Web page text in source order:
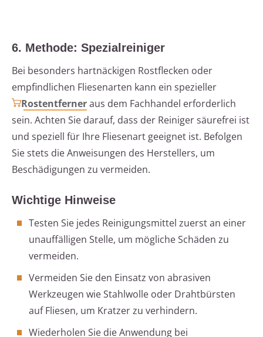
6. Methode: Spezialreiniger
Bei besonders hartnäckigen Rostflecken oder
empfindlichen Fliesenarten kann ein spezieller
Rostentferneraus dem Fachhandel erforderlich
sein. Achten Sie darauf, dass der Reiniger säurefrei ist
und speziell für Ihre Fliesenart geeignet ist. Befolgen
Sie stets die Anweisungen des Herstellers, um
Beschädigungen zu vermeiden.
Wichtige Hinweise
Testen Sie jedes Reinigungsmittel zuerst an einer
unauffälligen Stelle, um mögliche Schäden zu
vermeiden.
Vermeiden Sie den Einsatz von abrasiven
Werkzeugen wie Stahlwolle oder Drahtbürsten
auf Fliesen, um Kratzer zu verhindern.
Wiederholen Sie die Anwendung bei